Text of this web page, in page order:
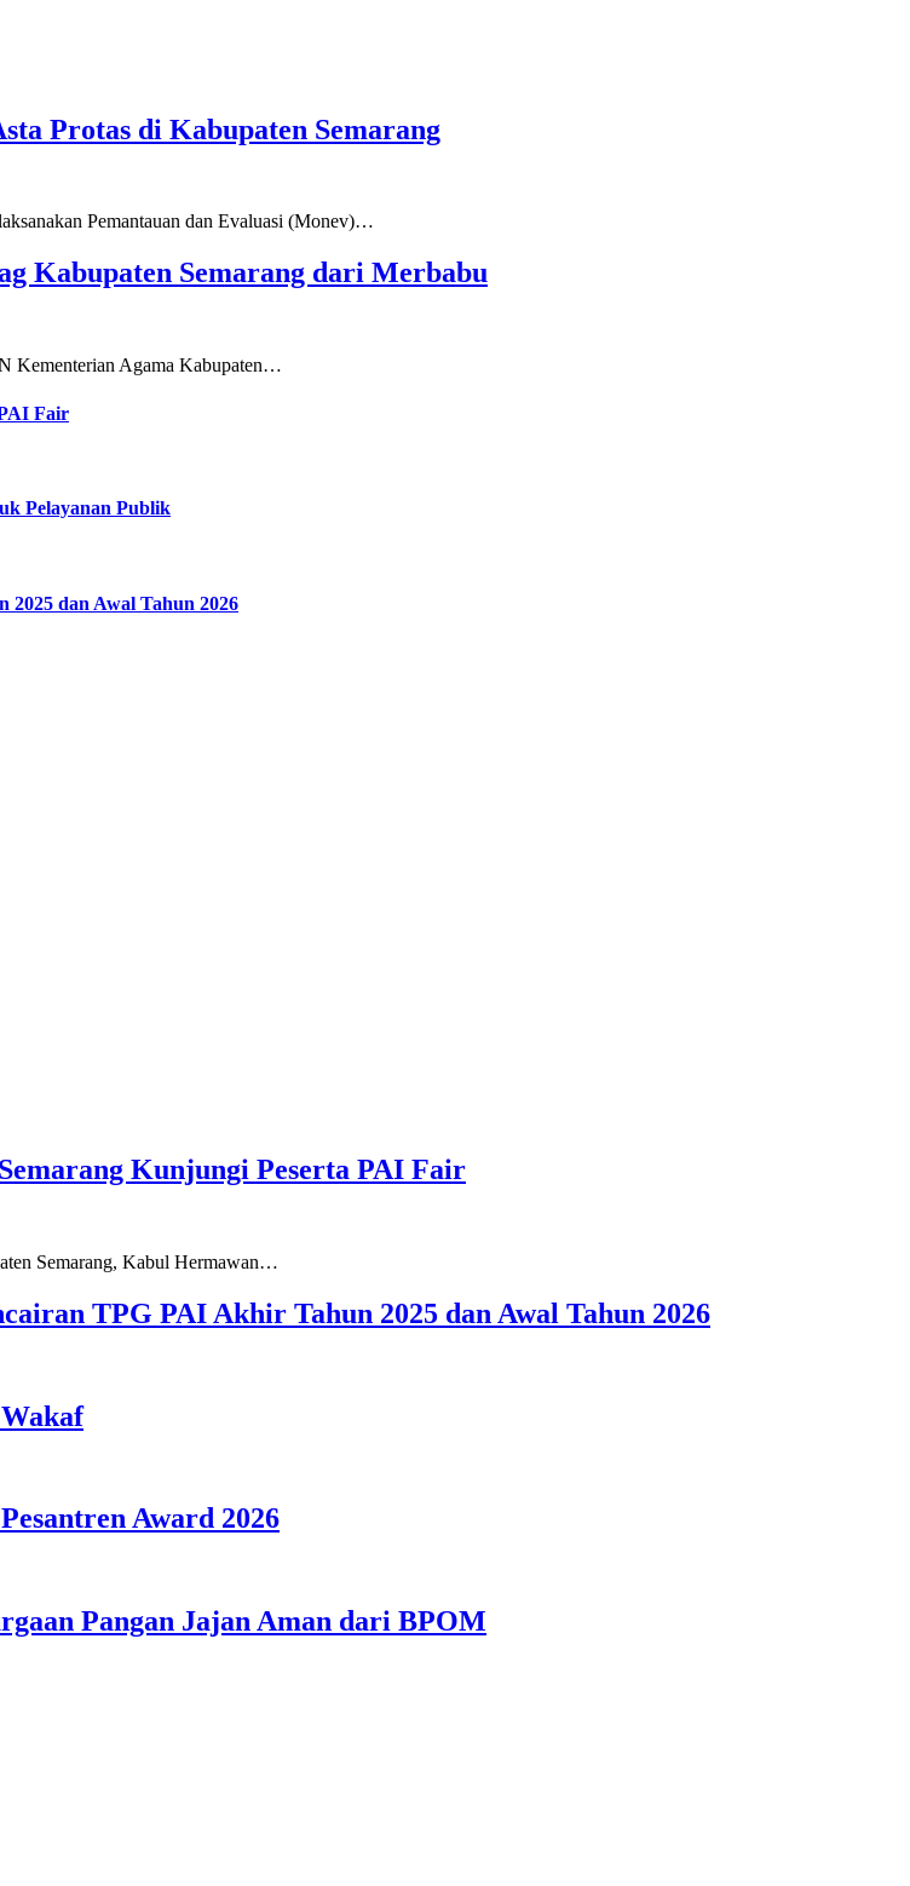
Protas di Kabupaten Semarang
Pemantauan dan Evaluasi (Monev)…
Kabupaten Semarang dari Merbabu
Kementerian Agama Kabupaten…
Fair
Pelayanan Publik
2025 dan Awal Tahun 2026
Kunjungi Peserta PAI Fair
Semarang, Kabul Hermawan…
TPG PAI Akhir Tahun 2025 dan Awal Tahun 2026
Award 2026
Pangan Jajan Aman dari BPOM